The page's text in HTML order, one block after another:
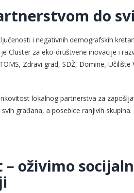
do
i negativnih demografskih
Cluster za eko-društvene inovacije i
Zdravi grad, SDŽ, Domine,
lokalnog partnerstva za
građana, a posebice ranjivih skupina.
oživimo